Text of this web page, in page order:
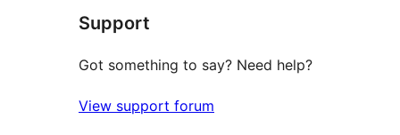
Support
Got something to say? Need help?
View support forum